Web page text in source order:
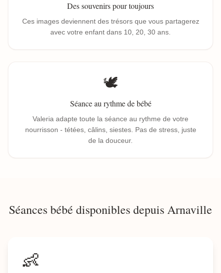
Des souvenirs pour toujours
Ces images deviennent des trésors que vous partagerez
avec votre enfant dans 10, 20, 30 ans.
🕊️
Séance au rythme de bébé
Valeria adapte toute la séance au rythme de votre
nourrisson - tétées, câlins, siestes. Pas de stress, juste
de la douceur.
Séances bébé disponibles depuis Arnaville
👶